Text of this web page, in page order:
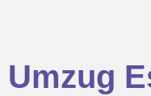
Umzug